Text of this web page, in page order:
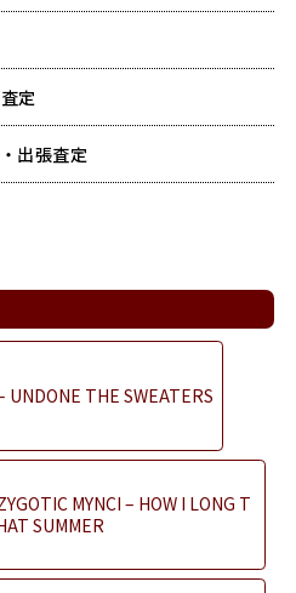
定
出張査定
UNDONE THE SWEATERS
MYNCI – HOW I LONG T
SUMMER